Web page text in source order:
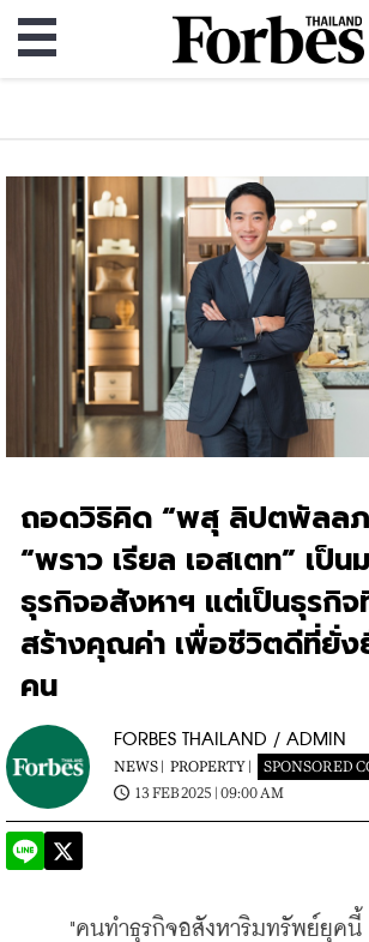
ถอดวิธิคิด “พสุ ลิปตพัลล
“พราว เรียล เอสเตท” เป็น
ธุรกิจอสังหาฯ แต่เป็นธุรกิ
สร้างคุณค่า เพื่อชีวิตดีที่ยั่
คน
FORBES THAILAND / ADMIN
NEWS | PROPERTY |
SPONSORED
13 FEB 2025 | 09:00 AM
"คนทำธุรกิจอสังหาริมทรัพย์ยุคนี้